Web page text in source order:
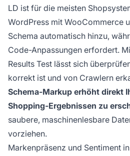
LD ist für die meisten
WordPress mit WooCommerce
Schema automatisch hinzu,
Code-Anpassungen erfordert.
Results Test lässt sich
korrekt ist und von Crawlern
Schema-Markup erhöht direkt
Shopping-Ergebnissen zu
saubere, maschinenlesbare
vorziehen.
Markenpräsenz und Sentiment